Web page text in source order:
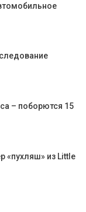
– поборются 15
«пухляш» из Little